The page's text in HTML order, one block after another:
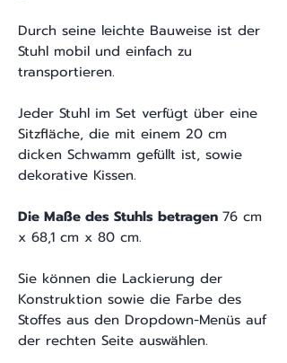
Durch seine leichte Bauweise ist der
Stuhl mobil und einfach zu
transportieren.
Jeder Stuhl im Set verfügt über eine
Sitzfläche, die mit einem 20 cm
dicken Schwamm gefüllt ist, sowie
dekorative Kissen.
Die Maße des Stuhls betragen 76 cm
x 68,1 cm x 80 cm.
Sie können die Lackierung der
Konstruktion sowie die Farbe des
Stoffes aus den Dropdown-Menüs auf
der rechten Seite auswählen.